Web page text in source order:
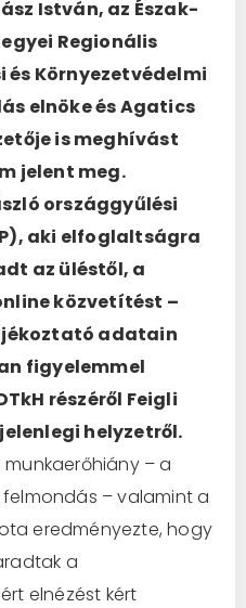
István, az Észak-
Regionális
Környezetvédelmi
elnöke és Agatics
is meghívást
jelent meg.
országgyűlési
aki elfoglaltságra
az üléstől, a
közvetítést –
adatain
figyelemmel
részéről Feigli
helyzetről.
munkaerőhiány – a
– valamint a
eredményezte, hogy
a
elnézést kért